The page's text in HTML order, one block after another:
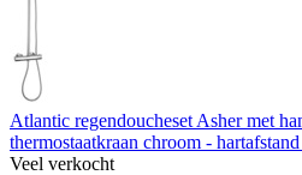
Atlantic regendoucheset Asher met
thermostaatkraan chroom -
Veel verkocht